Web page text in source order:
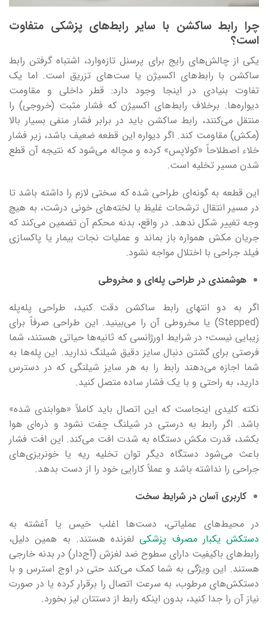
چرا رابط ساکشن با سایر رابط‌های پزشکی متفاوت
است؟
یکی از چالش‌های رایج برای پرسنل تازه‌وارد، اشتباه گرفتن رابط
ساکشن با رابط‌های اکسیژن یا ست‌های تزریق است. اما یک
تفاوت بنیادی در اینجا وجود دارد: قطر داخلی و مقاومت
دیواره‌ها. برخلاف رابط‌های اکسیژن که فشار مثبت (خروجی) را
منتقل می‌کنند، رابط ساکشن باید در برابر فشار منفی بسیار بالا
(مکش) مقاومت کند. اگر دیواره این قطعه ضعیف باشد، زیر فشار
خلاء اصطلاحاً «کولاپس» کرده و مچاله می‌شود که نتیجه آن قطع
شدن مسیر تخلیه است.
این قطعه به گونه‌ای طراحی شده که سختی لازم را داشته باشد تا
در مسیر انتقال ترشحات غلیظ یا لخته‌های خونی درشت، به هیچ
وجه تغییر شکل ندهد. در واقع، بدنه محکم آن تضمین می‌کند که
جریان مکش همواره باز بماند و عملیات نجات بیمار یا پاکسازی
فیلد جراحی با اختلال مواجه نشود.
هوشمندی در طراحی پله‌ای و مخروطی
اگر به دو انتهای رابط ساکشن دقت کنید، طراحی پله‌پله
(Stepped) یا مخروطی آن را می‌بینید. این طراحی صرفاً برای
زیبایی نیست؛ در شرایط اورژانسی که ثانیه‌ها حیاتی هستند، شما
فرصتی برای گشتن دنبال سایز دقیق شیلنگ ندارید. این پله‌ها به
شما اجازه می‌دهند رابط را به هر سایز شیلنگی که در دسترس
دارید، به راحتی و با یک فشار ساده متصل کنید.
نکته کلیدی اینجاست که این اتصال باید کاملاً «هوابندی شده»
باشد. اگر رابط به درستی در شیلنگ چفت نشود و ذره‌ای هوا
بکشد، قدرت مکش دستگاه به شدت افت می‌کند. این افت فشار
باعث می‌شود دستگاه دیگر توان تخلیه ریه یا خونریزی‌های
جراحی را نداشته باشد و عملاً کارایی خود را از دست بدهد.
کاربری آسان در شرایط سخت
در محیط‌های عملیاتی، دست‌ها اغلب خیس یا آغشته به
دستکش یکبار مصرف پزشکیلغزنده هستند. به همین دلیل،
رابط‌های باکیفیت دارای سطوح ضد لغزش (آج‌دار) در بدنه خارجی
هستند. این ویژگی به شما کمک می‌کند حتی در اوج استرس و با
دستکش‌های مرطوب، به سرعت اتصال را برقرار کرده یا در صورت
نیاز آن را جدا کنید، بدون اینکه رابط از دستتان لیز بخورد.